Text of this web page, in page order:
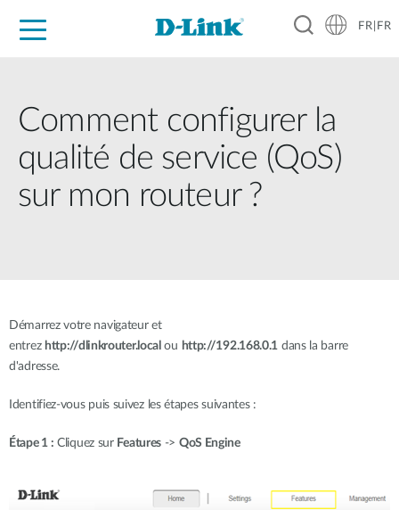
FR|FR
Comment configurer la
qualité de service (QoS)
sur mon routeur ?
Démarrez votre navigateur et
entrez http://dlinkrouter.local ou http://192.168.0.1 dans la barre
d'adresse.
Identifiez-vous puis suivez les étapes suivantes :
Étape 1 : Cliquez sur Features -> QoS Engine